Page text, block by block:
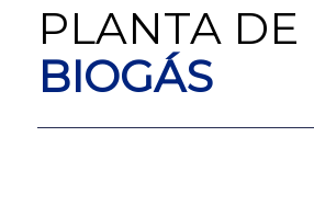
PLANTA DE
BIOGÁS